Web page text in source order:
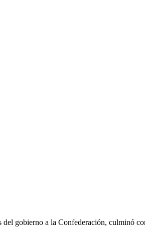
gobierno a la Confederación, culminó